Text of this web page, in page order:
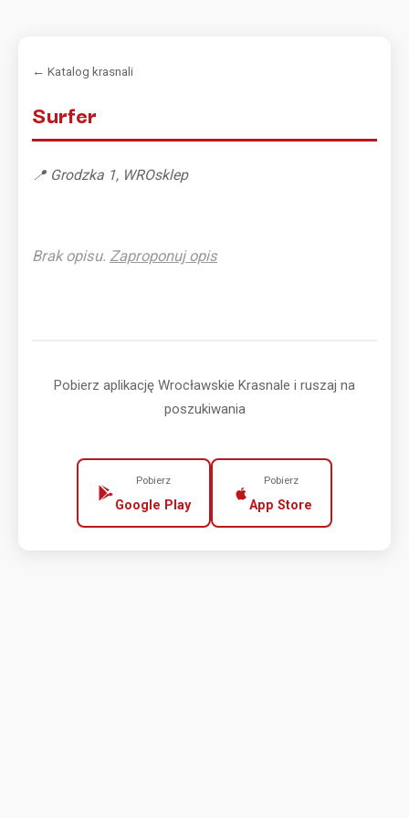
← Katalog krasnali
Surfer
📍 Grodzka 1, WROsklep
Brak opisu. Zaproponuj opis
Pobierz aplikację Wrocławskie Krasnale i ruszaj na
poszukiwania
Pobierz
Google Play
Pobierz
App Store